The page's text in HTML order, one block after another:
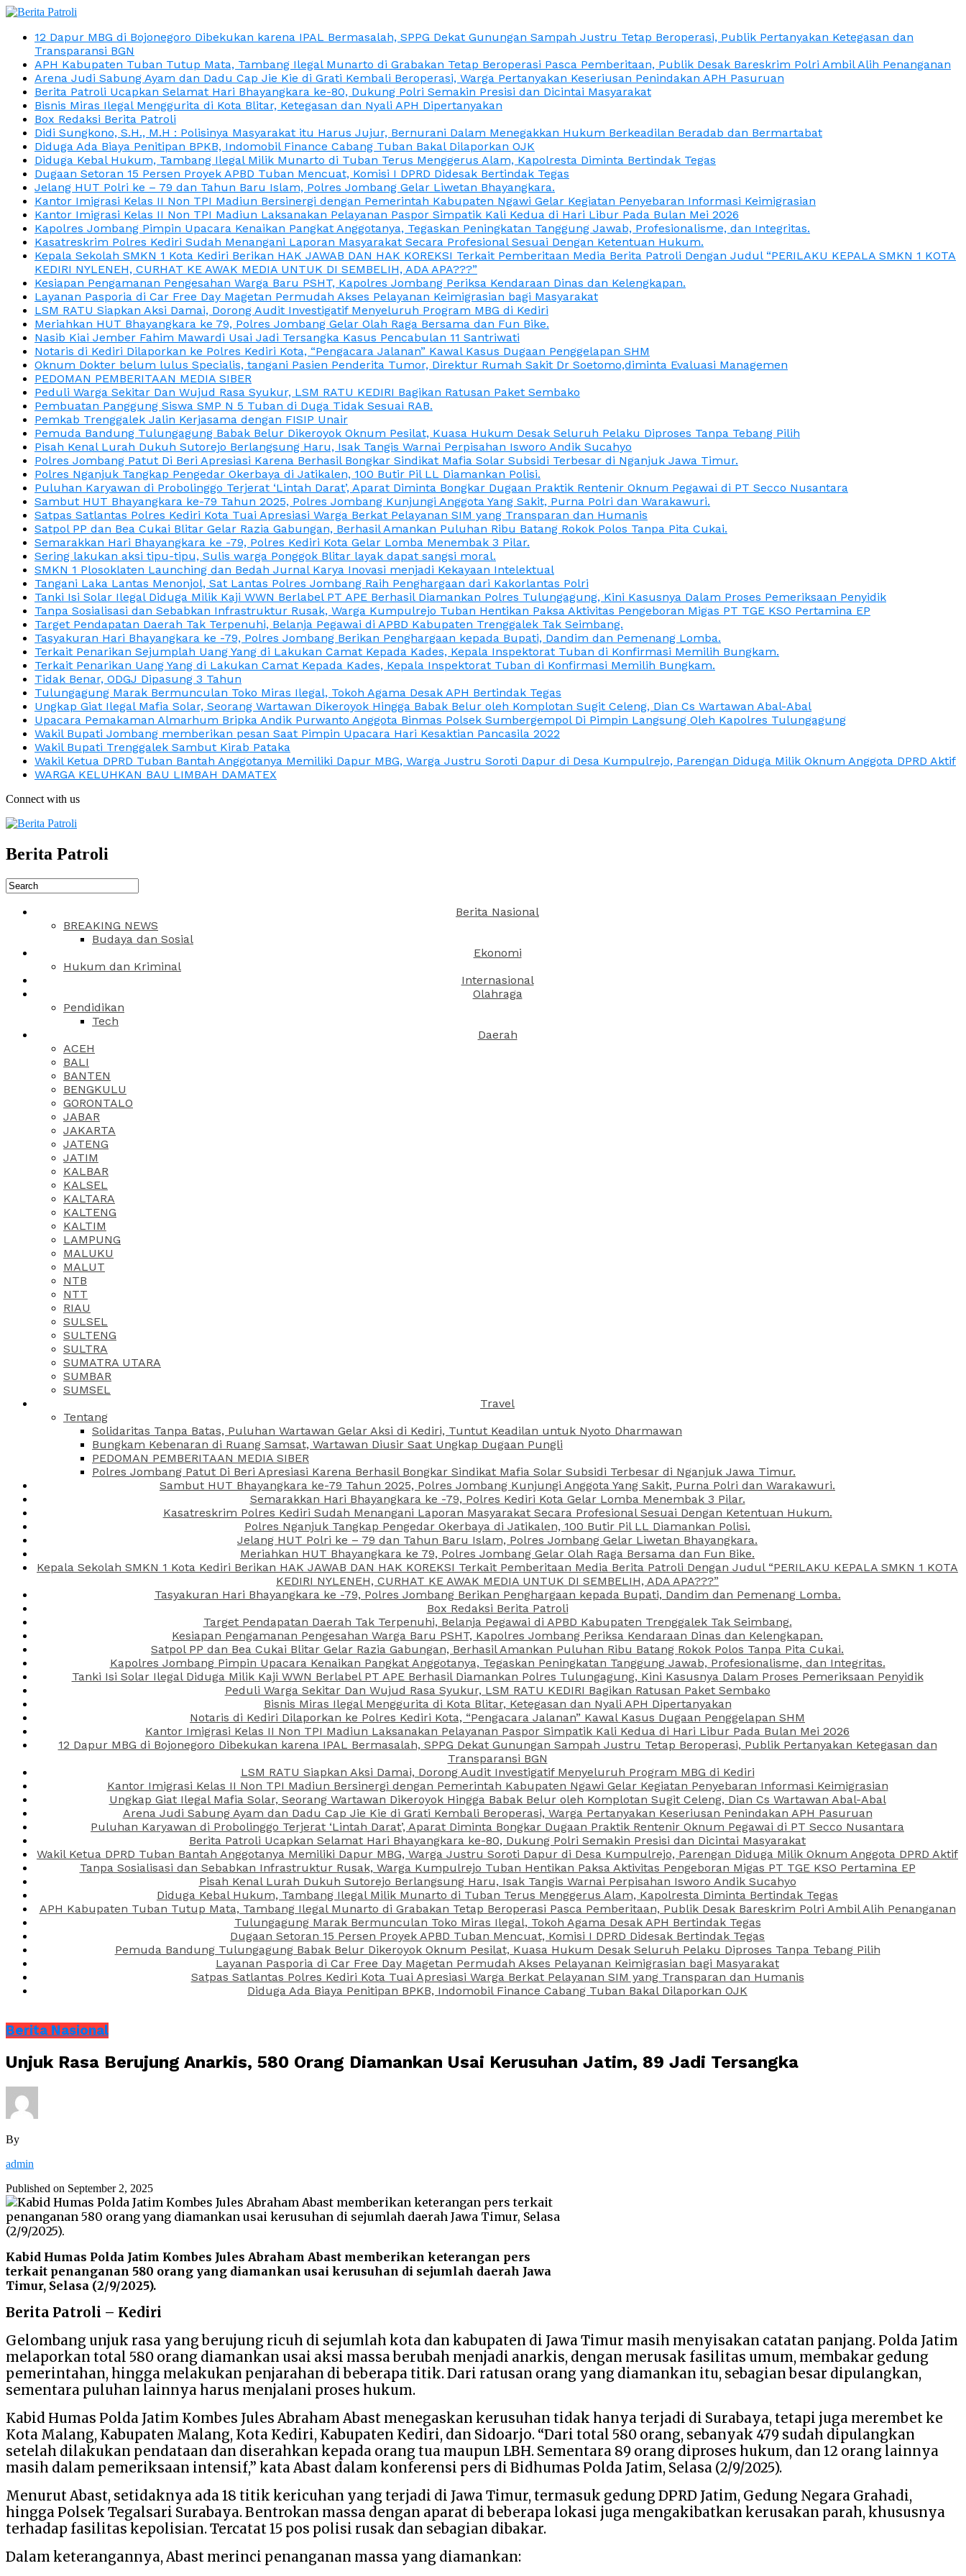
12 Dapur MBG di Bojonegoro Dibekukan karena IPAL Bermasalah, SPPG Dekat Gunungan Sampah Justru Tetap Beroperasi, Publik Pertanyakan Ketegasan dan
Transparansi BGN
APH Kabupaten Tuban Tutup Mata, Tambang Ilegal Munarto di Grabakan Tetap Beroperasi Pasca Pemberitaan, Publik Desak Bareskrim Polri Ambil Alih Penanganan
Arena Judi Sabung Ayam dan Dadu Cap Jie Kie di Grati Kembali Beroperasi, Warga Pertanyakan Keseriusan Penindakan APH Pasuruan
Berita Patroli Ucapkan Selamat Hari Bhayangkara ke-80, Dukung Polri Semakin Presisi dan Dicintai Masyarakat
Bisnis Miras Ilegal Menggurita di Kota Blitar, Ketegasan dan Nyali APH Dipertanyakan
Box Redaksi Berita Patroli
Didi Sungkono, S.H., M.H : Polisinya Masyarakat itu Harus Jujur, Bernurani Dalam Menegakkan Hukum Berkeadilan Beradab dan Bermartabat
Diduga Ada Biaya Penitipan BPKB, Indomobil Finance Cabang Tuban Bakal Dilaporkan OJK
Diduga Kebal Hukum, Tambang Ilegal Milik Munarto di Tuban Terus Menggerus Alam, Kapolresta Diminta Bertindak Tegas
Dugaan Setoran 15 Persen Proyek APBD Tuban Mencuat, Komisi I DPRD Didesak Bertindak Tegas
Jelang HUT Polri ke – 79 dan Tahun Baru Islam, Polres Jombang Gelar Liwetan Bhayangkara.
Kantor Imigrasi Kelas II Non TPI Madiun Bersinergi dengan Pemerintah Kabupaten Ngawi Gelar Kegiatan Penyebaran Informasi Keimigrasian
Kantor Imigrasi Kelas II Non TPI Madiun Laksanakan Pelayanan Paspor Simpatik Kali Kedua di Hari Libur Pada Bulan Mei 2026
Kapolres Jombang Pimpin Upacara Kenaikan Pangkat Anggotanya, Tegaskan Peningkatan Tanggung Jawab, Profesionalisme, dan Integritas.
Kasatreskrim Polres Kediri Sudah Menangani Laporan Masyarakat Secara Profesional Sesuai Dengan Ketentuan Hukum.
Kepala Sekolah SMKN 1 Kota Kediri Berikan HAK JAWAB DAN HAK KOREKSI Terkait Pemberitaan Media Berita Patroli Dengan Judul “PERILAKU KEPALA SMKN 1 KOTA
KEDIRI NYLENEH, CURHAT KE AWAK MEDIA UNTUK DI SEMBELIH, ADA APA???”
Kesiapan Pengamanan Pengesahan Warga Baru PSHT, Kapolres Jombang Periksa Kendaraan Dinas dan Kelengkapan.
Layanan Pasporia di Car Free Day Magetan Permudah Akses Pelayanan Keimigrasian bagi Masyarakat
LSM RATU Siapkan Aksi Damai, Dorong Audit Investigatif Menyeluruh Program MBG di Kediri
Meriahkan HUT Bhayangkara ke 79, Polres Jombang Gelar Olah Raga Bersama dan Fun Bike.
Nasib Kiai Jember Fahim Mawardi Usai Jadi Tersangka Kasus Pencabulan 11 Santriwati
Notaris di Kediri Dilaporkan ke Polres Kediri Kota, “Pengacara Jalanan” Kawal Kasus Dugaan Penggelapan SHM
Oknum Dokter belum lulus Specialis, tangani Pasien Penderita Tumor, Direktur Rumah Sakit Dr Soetomo,diminta Evaluasi Managemen
PEDOMAN PEMBERITAAN MEDIA SIBER
Peduli Warga Sekitar Dan Wujud Rasa Syukur, LSM RATU KEDIRI Bagikan Ratusan Paket Sembako
Pembuatan Panggung Siswa SMP N 5 Tuban di Duga Tidak Sesuai RAB.
Pemkab Trenggalek Jalin Kerjasama dengan FISIP Unair
Pemuda Bandung Tulungagung Babak Belur Dikeroyok Oknum Pesilat, Kuasa Hukum Desak Seluruh Pelaku Diproses Tanpa Tebang Pilih
Pisah Kenal Lurah Dukuh Sutorejo Berlangsung Haru, Isak Tangis Warnai Perpisahan Isworo Andik Sucahyo
Polres Jombang Patut Di Beri Apresiasi Karena Berhasil Bongkar Sindikat Mafia Solar Subsidi Terbesar di Nganjuk Jawa Timur.
Polres Nganjuk Tangkap Pengedar Okerbaya di Jatikalen, 100 Butir Pil LL Diamankan Polisi.
Puluhan Karyawan di Probolinggo Terjerat ‘Lintah Darat’, Aparat Diminta Bongkar Dugaan Praktik Rentenir Oknum Pegawai di PT Secco Nusantara
Sambut HUT Bhayangkara ke-79 Tahun 2025, Polres Jombang Kunjungi Anggota Yang Sakit, Purna Polri dan Warakawuri.
Satpas Satlantas Polres Kediri Kota Tuai Apresiasi Warga Berkat Pelayanan SIM yang Transparan dan Humanis
Satpol PP dan Bea Cukai Blitar Gelar Razia Gabungan, Berhasil Amankan Puluhan Ribu Batang Rokok Polos Tanpa Pita Cukai.
Semarakkan Hari Bhayangkara ke -79, Polres Kediri Kota Gelar Lomba Menembak 3 Pilar.
Sering lakukan aksi tipu-tipu, Sulis warga Ponggok Blitar layak dapat sangsi moral.
SMKN 1 Plosoklaten Launching dan Bedah Jurnal Karya Inovasi menjadi Kekayaan Intelektual
Tangani Laka Lantas Menonjol, Sat Lantas Polres Jombang Raih Penghargaan dari Kakorlantas Polri
Tanki Isi Solar Ilegal Diduga Milik Kaji WWN Berlabel PT APE Berhasil Diamankan Polres Tulungagung, Kini Kasusnya Dalam Proses Pemeriksaan Penyidik
Tanpa Sosialisasi dan Sebabkan Infrastruktur Rusak, Warga Kumpulrejo Tuban Hentikan Paksa Aktivitas Pengeboran Migas PT TGE KSO Pertamina EP
Target Pendapatan Daerah Tak Terpenuhi, Belanja Pegawai di APBD Kabupaten Trenggalek Tak Seimbang.
Tasyakuran Hari Bhayangkara ke -79, Polres Jombang Berikan Penghargaan kepada Bupati, Dandim dan Pemenang Lomba.
Terkait Penarikan Sejumplah Uang Yang di Lakukan Camat Kepada Kades, Kepala Inspektorat Tuban di Konfirmasi Memilih Bungkam.
Terkait Penarikan Uang Yang di Lakukan Camat Kepada Kades, Kepala Inspektorat Tuban di Konfirmasi Memilih Bungkam.
Tidak Benar, ODGJ Dipasung 3 Tahun
Tulungagung Marak Bermunculan Toko Miras Ilegal, Tokoh Agama Desak APH Bertindak Tegas
Ungkap Giat Ilegal Mafia Solar, Seorang Wartawan Dikeroyok Hingga Babak Belur oleh Komplotan Sugit Celeng, Dian Cs Wartawan Abal-Abal
Upacara Pemakaman Almarhum Bripka Andik Purwanto Anggota Binmas Polsek Sumbergempol Di Pimpin Langsung Oleh Kapolres Tulungagung
Wakil Bupati Jombang memberikan pesan Saat Pimpin Upacara Hari Kesaktian Pancasila 2022
Wakil Bupati Trenggalek Sambut Kirab Pataka
Wakil Ketua DPRD Tuban Bantah Anggotanya Memiliki Dapur MBG, Warga Justru Soroti Dapur di Desa Kumpulrejo, Parengan Diduga Milik Oknum Anggota DPRD Aktif
WARGA KELUHKAN BAU LIMBAH DAMATEX
Connect with us
Berita Patroli
Berita Nasional
BREAKING NEWS
Budaya dan Sosial
Ekonomi
Hukum dan Kriminal
Internasional
Olahraga
Pendidikan
Tech
Daerah
ACEH
BALI
BANTEN
BENGKULU
GORONTALO
JABAR
JAKARTA
JATENG
JATIM
KALBAR
KALSEL
KALTARA
KALTENG
KALTIM
LAMPUNG
MALUKU
MALUT
NTB
NTT
RIAU
SULSEL
SULTENG
SULTRA
SUMATRA UTARA
SUMBAR
SUMSEL
Travel
Tentang
Solidaritas Tanpa Batas, Puluhan Wartawan Gelar Aksi di Kediri, Tuntut Keadilan untuk Nyoto Dharmawan
Bungkam Kebenaran di Ruang Samsat, Wartawan Diusir Saat Ungkap Dugaan Pungli
PEDOMAN PEMBERITAAN MEDIA SIBER
Polres Jombang Patut Di Beri Apresiasi Karena Berhasil Bongkar Sindikat Mafia Solar Subsidi Terbesar di Nganjuk Jawa Timur.
Sambut HUT Bhayangkara ke-79 Tahun 2025, Polres Jombang Kunjungi Anggota Yang Sakit, Purna Polri dan Warakawuri.
Semarakkan Hari Bhayangkara ke -79, Polres Kediri Kota Gelar Lomba Menembak 3 Pilar.
Kasatreskrim Polres Kediri Sudah Menangani Laporan Masyarakat Secara Profesional Sesuai Dengan Ketentuan Hukum.
Polres Nganjuk Tangkap Pengedar Okerbaya di Jatikalen, 100 Butir Pil LL Diamankan Polisi.
Jelang HUT Polri ke – 79 dan Tahun Baru Islam, Polres Jombang Gelar Liwetan Bhayangkara.
Meriahkan HUT Bhayangkara ke 79, Polres Jombang Gelar Olah Raga Bersama dan Fun Bike.
Kepala Sekolah SMKN 1 Kota Kediri Berikan HAK JAWAB DAN HAK KOREKSI Terkait Pemberitaan Media Berita Patroli Dengan Judul “PERILAKU KEPALA SMKN 1 KOTA
KEDIRI NYLENEH, CURHAT KE AWAK MEDIA UNTUK DI SEMBELIH, ADA APA???”
Tasyakuran Hari Bhayangkara ke -79, Polres Jombang Berikan Penghargaan kepada Bupati, Dandim dan Pemenang Lomba.
Box Redaksi Berita Patroli
Target Pendapatan Daerah Tak Terpenuhi, Belanja Pegawai di APBD Kabupaten Trenggalek Tak Seimbang.
Kesiapan Pengamanan Pengesahan Warga Baru PSHT, Kapolres Jombang Periksa Kendaraan Dinas dan Kelengkapan.
Satpol PP dan Bea Cukai Blitar Gelar Razia Gabungan, Berhasil Amankan Puluhan Ribu Batang Rokok Polos Tanpa Pita Cukai.
Kapolres Jombang Pimpin Upacara Kenaikan Pangkat Anggotanya, Tegaskan Peningkatan Tanggung Jawab, Profesionalisme, dan Integritas.
Tanki Isi Solar Ilegal Diduga Milik Kaji WWN Berlabel PT APE Berhasil Diamankan Polres Tulungagung, Kini Kasusnya Dalam Proses Pemeriksaan Penyidik
Peduli Warga Sekitar Dan Wujud Rasa Syukur, LSM RATU KEDIRI Bagikan Ratusan Paket Sembako
Bisnis Miras Ilegal Menggurita di Kota Blitar, Ketegasan dan Nyali APH Dipertanyakan
Notaris di Kediri Dilaporkan ke Polres Kediri Kota, “Pengacara Jalanan” Kawal Kasus Dugaan Penggelapan SHM
Kantor Imigrasi Kelas II Non TPI Madiun Laksanakan Pelayanan Paspor Simpatik Kali Kedua di Hari Libur Pada Bulan Mei 2026
12 Dapur MBG di Bojonegoro Dibekukan karena IPAL Bermasalah, SPPG Dekat Gunungan Sampah Justru Tetap Beroperasi, Publik Pertanyakan Ketegasan dan
Transparansi BGN
LSM RATU Siapkan Aksi Damai, Dorong Audit Investigatif Menyeluruh Program MBG di Kediri
Kantor Imigrasi Kelas II Non TPI Madiun Bersinergi dengan Pemerintah Kabupaten Ngawi Gelar Kegiatan Penyebaran Informasi Keimigrasian
Ungkap Giat Ilegal Mafia Solar, Seorang Wartawan Dikeroyok Hingga Babak Belur oleh Komplotan Sugit Celeng, Dian Cs Wartawan Abal-Abal
Arena Judi Sabung Ayam dan Dadu Cap Jie Kie di Grati Kembali Beroperasi, Warga Pertanyakan Keseriusan Penindakan APH Pasuruan
Puluhan Karyawan di Probolinggo Terjerat ‘Lintah Darat’, Aparat Diminta Bongkar Dugaan Praktik Rentenir Oknum Pegawai di PT Secco Nusantara
Berita Patroli Ucapkan Selamat Hari Bhayangkara ke-80, Dukung Polri Semakin Presisi dan Dicintai Masyarakat
Wakil Ketua DPRD Tuban Bantah Anggotanya Memiliki Dapur MBG, Warga Justru Soroti Dapur di Desa Kumpulrejo, Parengan Diduga Milik Oknum Anggota DPRD Aktif
Tanpa Sosialisasi dan Sebabkan Infrastruktur Rusak, Warga Kumpulrejo Tuban Hentikan Paksa Aktivitas Pengeboran Migas PT TGE KSO Pertamina EP
Pisah Kenal Lurah Dukuh Sutorejo Berlangsung Haru, Isak Tangis Warnai Perpisahan Isworo Andik Sucahyo
Diduga Kebal Hukum, Tambang Ilegal Milik Munarto di Tuban Terus Menggerus Alam, Kapolresta Diminta Bertindak Tegas
APH Kabupaten Tuban Tutup Mata, Tambang Ilegal Munarto di Grabakan Tetap Beroperasi Pasca Pemberitaan, Publik Desak Bareskrim Polri Ambil Alih Penanganan
Tulungagung Marak Bermunculan Toko Miras Ilegal, Tokoh Agama Desak APH Bertindak Tegas
Dugaan Setoran 15 Persen Proyek APBD Tuban Mencuat, Komisi I DPRD Didesak Bertindak Tegas
Pemuda Bandung Tulungagung Babak Belur Dikeroyok Oknum Pesilat, Kuasa Hukum Desak Seluruh Pelaku Diproses Tanpa Tebang Pilih
Layanan Pasporia di Car Free Day Magetan Permudah Akses Pelayanan Keimigrasian bagi Masyarakat
Satpas Satlantas Polres Kediri Kota Tuai Apresiasi Warga Berkat Pelayanan SIM yang Transparan dan Humanis
Diduga Ada Biaya Penitipan BPKB, Indomobil Finance Cabang Tuban Bakal Dilaporkan OJK
Berita Nasional
Unjuk Rasa Berujung Anarkis, 580 Orang Diamankan Usai Kerusuhan Jatim, 89 Jadi Tersangka
By
admin
Published on September 2, 2025
Kabid Humas Polda Jatim Kombes Jules Abraham Abast memberikan keterangan pers
terkait penanganan 580 orang yang diamankan usai kerusuhan di sejumlah daerah Jawa
Timur, Selasa (2/9/2025).
Berita Patroli – Kediri
Gelombang unjuk rasa yang berujung ricuh di sejumlah kota dan kabupaten di Jawa Timur masih menyisakan catatan panjang. Polda Jatim
melaporkan total 580 orang diamankan usai aksi massa berubah menjadi anarkis, dengan merusak fasilitas umum, membakar gedung
pemerintahan, hingga melakukan penjarahan di beberapa titik. Dari ratusan orang yang diamankan itu, sebagian besar dipulangkan,
sementara puluhan lainnya harus menjalani proses hukum.
Kabid Humas Polda Jatim Kombes Jules Abraham Abast menegaskan kerusuhan tidak hanya terjadi di Surabaya, tetapi juga merembet ke
Kota Malang, Kabupaten Malang, Kota Kediri, Kabupaten Kediri, dan Sidoarjo. “Dari total 580 orang, sebanyak 479 sudah dipulangkan
setelah dilakukan pendataan dan diserahkan kepada orang tua maupun LBH. Sementara 89 orang diproses hukum, dan 12 orang lainnya
masih dalam pemeriksaan intensif,” kata Abast dalam konferensi pers di Bidhumas Polda Jatim, Selasa (2/9/2025).
Menurut Abast, setidaknya ada 18 titik kericuhan yang terjadi di Jawa Timur, termasuk gedung DPRD Jatim, Gedung Negara Grahadi,
hingga Polsek Tegalsari Surabaya. Bentrokan massa dengan aparat di beberapa lokasi juga mengakibatkan kerusakan parah, khususnya
terhadap fasilitas kepolisian. Tercatat 15 pos polisi rusak dan sebagian dibakar.
Dalam keterangannya, Abast merinci penanganan massa yang diamankan: